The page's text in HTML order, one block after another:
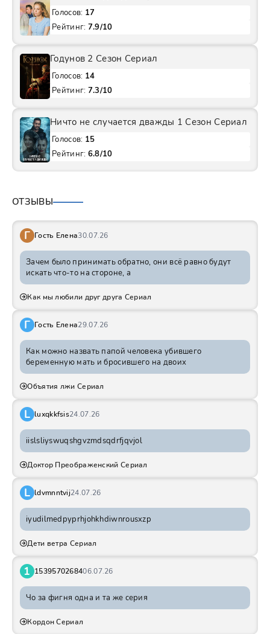
Голосов: 17
Рейтинг: 7.9/10
Годунов 2 Сезон Сериал
Голосов: 14
Рейтинг: 7.3/10
Ничто не случается дважды 1 Сезон Сериал
Голосов: 15
Рейтинг: 6.8/10
ОТЗЫВЫ
Г Гость Елена30.07.26
Зачем было принимать обратно, они всё равно будут
искать что-то на стороне, а
Как мы любили друг друга Сериал
Г Гость Елена29.07.26
Как можно назвать папой человека убившего
беременную мать и бросившего на двоих
Объятия лжи Сериал
L luxqkkfsis24.07.26
iislsliyswuqshgvzmdsqdrfjqvjol
Доктор Преображенский Сериал
L ldvmnntvij24.07.26
iyudilmedpyprhjohkhdiwnrousxzp
Дети ветра Сериал
1 1539570268406.07.26
Чо за фигня одна и та же серия
Кордон Сериал